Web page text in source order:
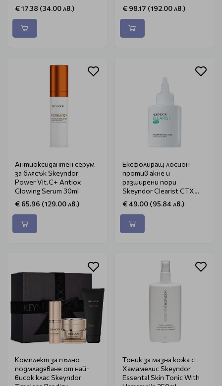
€ 17.38 (34.00 лв.)
€ 98.17 (192.00 лв.)
Антиоксидантен серум
за блясък Skeyndor
Power Vit.C+ Antiox
Glowing Serum 30ml
€ 65.96 (129.00 лв.)
Ексфолиращ лосион
против акне и
разширени пори
Skeyndor Clearist CTX
Exfoliating Lotion 100ml
€ 49.00 (95.84 лв.)
Комплект за пълно
подмладяване от най-
висок клас Skeyndor
Тоник за мазна кожа с
Хамамелис Skeyndor
Essental Skin Tonic With